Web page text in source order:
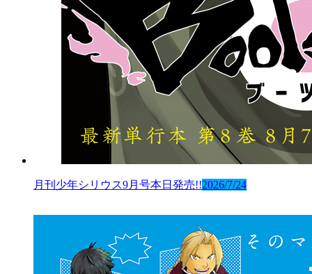
月刊少年シリウス9月号本日発売!!2026/7/24